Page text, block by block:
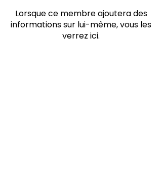
Lorsque ce membre ajoutera des
informations sur lui-même, vous les
verrez ici.